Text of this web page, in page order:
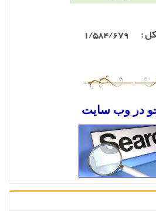
1/584
/679
در وب سایت